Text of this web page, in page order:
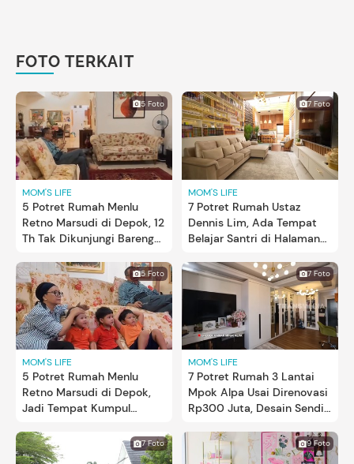
FOTO TERKAIT
5 Foto
MOM'S LIFE
5 Potret Rumah Menlu
Retno Marsudi di Depok, 12
Th Tak Dikunjungi Bareng
7 Foto
MOM'S LIFE
7 Potret Rumah Ustaz
Dennis Lim, Ada Tempat
Belajar Santri di Halaman
5 Foto
MOM'S LIFE
5 Potret Rumah Menlu
Retno Marsudi di Depok,
Jadi Tempat Kumpul
7 Foto
MOM'S LIFE
7 Potret Rumah 3 Lantai
Mpok Alpa Usai Direnovasi
Rp300 Juta, Desain Sendiri
7 Foto 9 Foto